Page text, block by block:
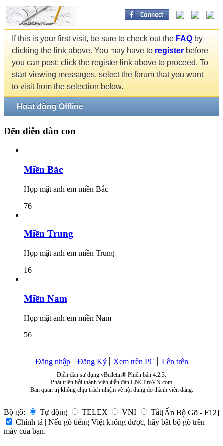
If this is your first visit, be sure to check out the FAQ by
clicking the link above. You may have to register before
you can post: click the register link above to proceed. To
start viewing messages, select the forum that you want
to visit from the selection below.
Hoạt động Offline
Đến diễn đàn con
Miền Bắc
Họp mặt anh em miền Bắc
76
Miền Trung
Họp mặt anh em miền Trung
16
Miền Nam
Họp mặt anh em miền Nam
56
Đăng nhập Đăng Ký Xem trên PC Lên trên
Diễn đàn sử dụng vBulletin® Phiên bản 4.2.3.
Phát triển bởi thành viên diễn đàn CNCProVN.com
Ban quản trị không chịu trách nhiệm về nội dung do thành viên đăng.
Bộ gõ: Tự động TELEX VNI Tắt[Ẩn Bộ Gõ - F12]
Chính tả | Nếu gõ tiếng Việt không được, hãy bật bộ gõ trên
máy của bạn.